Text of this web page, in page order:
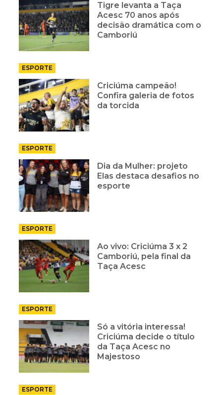
Tigre levanta a Taça
Acesc 70 anos após
decisão dramática com o
Camboriú
ESPORTE
Criciúma campeão!
Confira galeria de fotos
da torcida
ESPORTE
Dia da Mulher: projeto
Elas destaca desafios no
esporte
ESPORTE
Ao vivo: Criciúma 3 x 2
Camboriú, pela final da
Taça Acesc
ESPORTE
Só a vitória interessa!
Criciúma decide o título
da Taça Acesc no
Majestoso
ESPORTE